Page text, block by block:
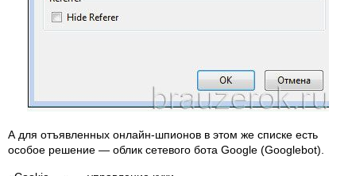
А для отъявленных онлайн-шпионов в этом же списке есть
особое решение — облик сетевого бота Google (Googlebot).